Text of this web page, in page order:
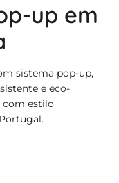
up em
sistema pop-up,
e eco-
com estilo